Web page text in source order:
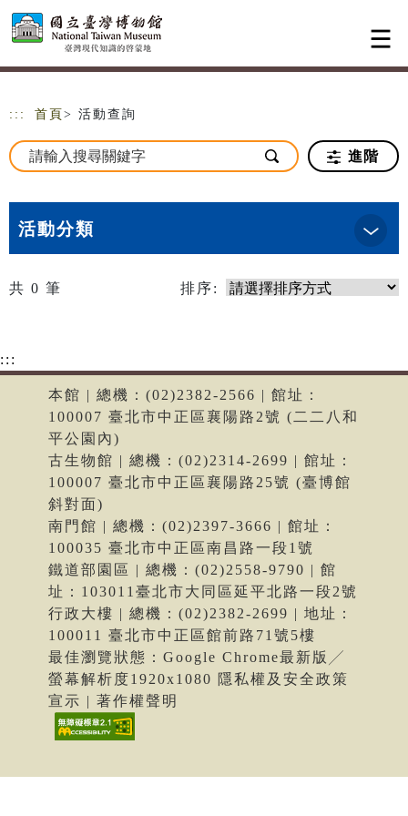
跳到主要內容
網站導覽
::: 首頁 > 活動查詢
進階
活動分類
共 0 筆 排序:
:::
本館 | 總機：(02)2382-2566 | 館址：
100007 臺北市中正區襄陽路2號 (二二八和
平公園內)
古生物館 | 總機：(02)2314-2699 | 館址：
100007 臺北市中正區襄陽路25號 (臺博館
斜對面)
南門館 | 總機：(02)2397-3666 | 館址：
100035 臺北市中正區南昌路一段1號
鐵道部園區 | 總機：(02)2558-9790 | 館
址：103011臺北市大同區延平北路一段2號
行政大樓 | 總機：(02)2382-2699 | 地址：
100011 臺北市中正區館前路71號5樓
最佳瀏覽狀態：Google Chrome最新版╱
螢幕解析度1920x1080 隱私權及安全政策
宣示 | 著作權聲明